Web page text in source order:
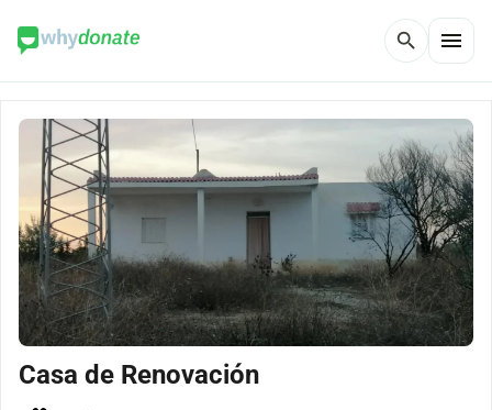
search menu
Casa de Renovación